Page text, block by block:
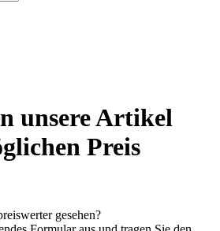
unsere Artikel
Preis
gesehen?